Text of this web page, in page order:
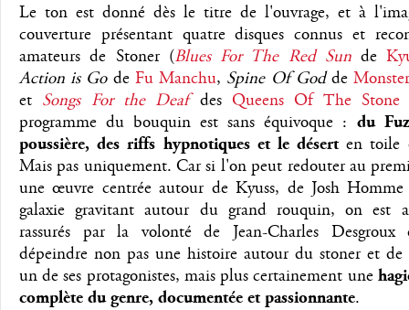
Le ton est donné dès le titre de l'ouvrage, et à
couverture présentant quatre disques connus et
amateurs de Stoner (Blues For The Red Sunde
Action is Gode Fu Manchu, Spine Of Godde
et Songs For the Deafdes Queens Of The Stone
programme du bouquin est sans équivoque : du
poussière, des riffs hypnotiques et le désert en toile
Mais pas uniquement. Car si l'on peut redouter au
une œuvre centrée autour de Kyuss, de Josh
galaxie gravitant autour du grand rouquin, on est
rassurés par la volonté de Jean-Charles Desgroux
dépeindre non pas une histoire autour du stoner et de
un de ses protagonistes, mais plus certainement une
complète du genre, documentée et passionnante.